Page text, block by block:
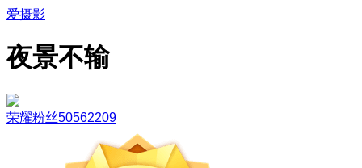
爱摄影
夜景不输
荣耀粉丝50562209